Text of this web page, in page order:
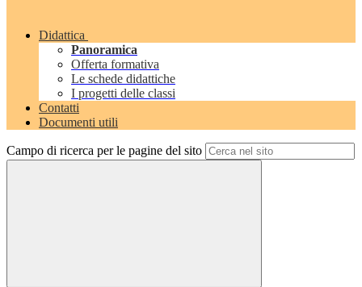
Didattica
Panoramica
Offerta formativa
Le schede didattiche
I progetti delle classi
Contatti
Documenti utili
Campo di ricerca per le pagine del sito